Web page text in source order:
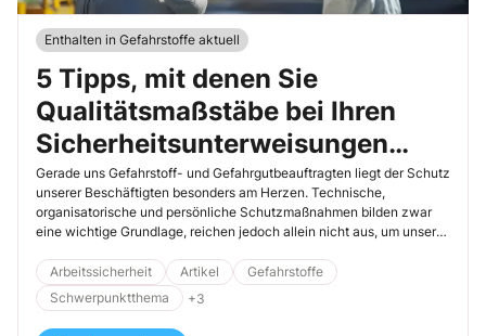
Enthalten in Gefahrstoffe aktuell
5 Tipps, mit denen Sie
Qualitätsmaßstäbe bei Ihren
Sicherheitsunterweisungen
setzen
Gerade uns Gefahrstoff- und Gefahrgutbeauftragten liegt der Schutz
unserer Beschäftigten besonders am Herzen. Technische,
organisatorische und persönliche Schutzmaßnahmen bilden zwar
eine wichtige Grundlage, reichen jedoch allein nicht aus, um unsere
schützen, insbesondere dann, wenn sie mit Gefahrstoffen,
entflammbaren Lösemitteln oder reaktiven Chemikalien umgehen.
Arbeitssicherheit Artikel
Gefahrstoffe
Schwerpunktthema
+3